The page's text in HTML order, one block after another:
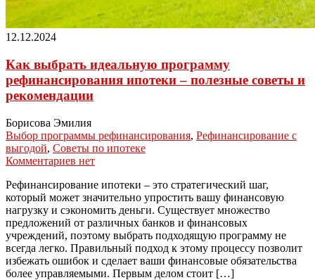
12.12.2024
Как выбрать идеальную программу
рефинансирования ипотеки – полезные советы и
рекомендации
Борисова Эмилия
Выбор программы рефинансирования, Рефинансирование с
выгодой, Советы по ипотеке
Комментариев нет
Рефинансирование ипотеки – это стратегический шаг,
который может значительно упростить вашу финансовую
нагрузку и сэкономить деньги. Существует множество
предложений от различных банков и финансовых
учреждений, поэтому выбрать подходящую программу не
всегда легко. Правильный подход к этому процессу позволит
избежать ошибок и сделает ваши финансовые обязательства
более управляемыми. Первым делом стоит […]